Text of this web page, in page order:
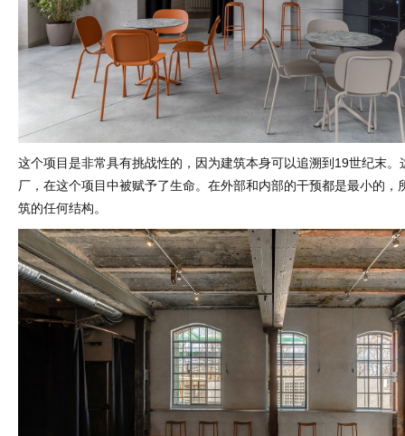
这个项目是非常具有挑战性的，因为建筑本身可以追溯到19世纪末。
厂，在这个项目中被赋予了生命。在外部和内部的干预都是最小的，
筑的任何结构。